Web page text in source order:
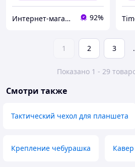
Интернет-магазин livelyshop 92%
1 2 3
Показано 1 - 29
Смотри также
Тактический чехол для планшета
Крепление чебурашка